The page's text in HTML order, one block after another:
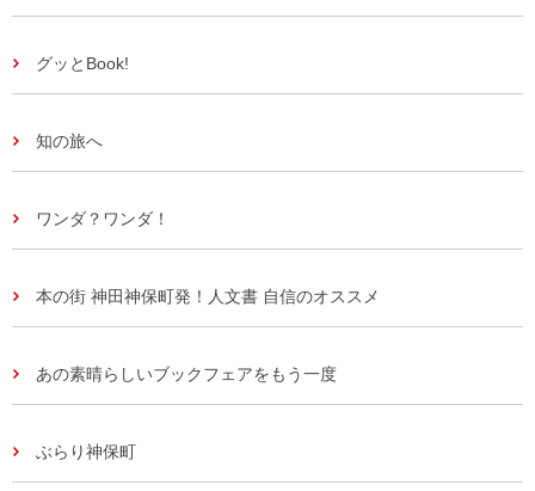
グッとBook!
知の旅へ
ワンダ？ワンダ！
本の街 神田神保町発！人文書 自信のオススメ
あの素晴らしいブックフェアをもう一度
ぶらり神保町